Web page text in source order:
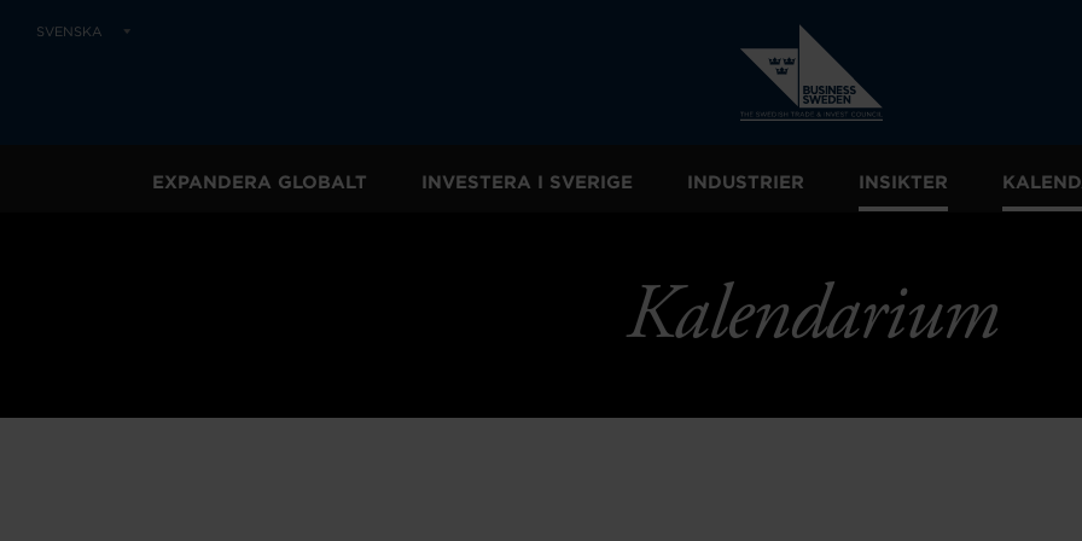
SVENSKA
EXPANDERA GLOBALT INVESTERA I SVERIGE INDUSTRIER INSIKTER
Kalendarium